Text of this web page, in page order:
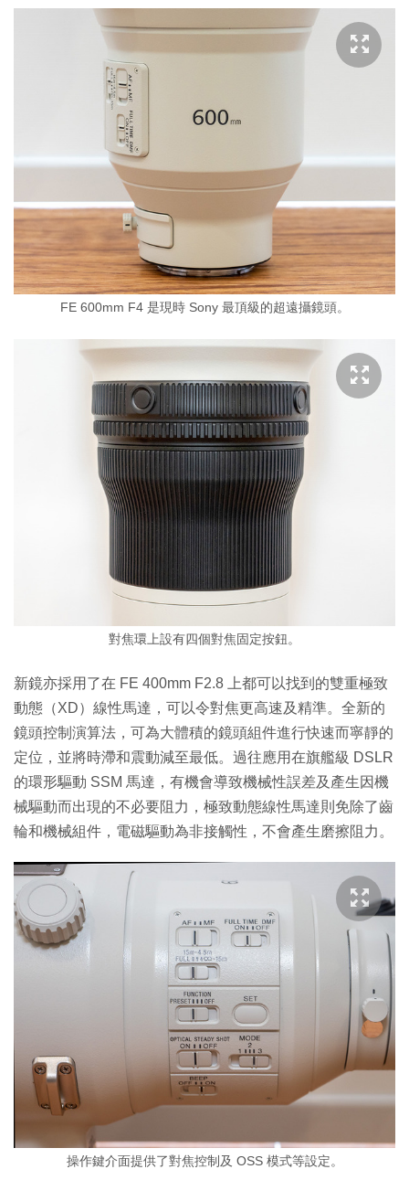
FE 600mm F4 是現時 Sony 最頂級的超遠攝鏡頭。
對焦環上設有四個對焦固定按鈕。
新鏡亦採用了在 FE 400mm F2.8 上都可以找到的雙重極致
動態（XD）線性馬達，可以令對焦更高速及精準。全新的
鏡頭控制演算法，可為大體積的鏡頭組件進行快速而寧靜的
定位，並將時滯和震動減至最低。過往應用在旗艦級 DSLR
的環形驅動 SSM 馬達，有機會導致機械性誤差及產生因機
械驅動而出現的不必要阻力，極致動態線性馬達則免除了齒
輪和機械組件，電磁驅動為非接觸性，不會產生磨擦阻力。
操作鍵介面提供了對焦控制及 OSS 模式等設定。